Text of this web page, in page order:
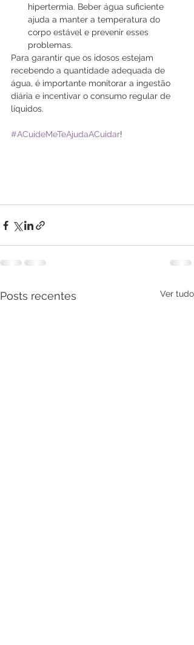
hipertermia. Beber água suficiente
ajuda a manter a temperatura do
corpo estável e prevenir esses
problemas.
Para garantir que os idosos estejam
recebendo a quantidade adequada de
água, é importante monitorar a ingestão
diária e incentivar o consumo regular de
líquidos.
#ACuideMeTeAjudaACuidar!
Posts recentes Ver tudo